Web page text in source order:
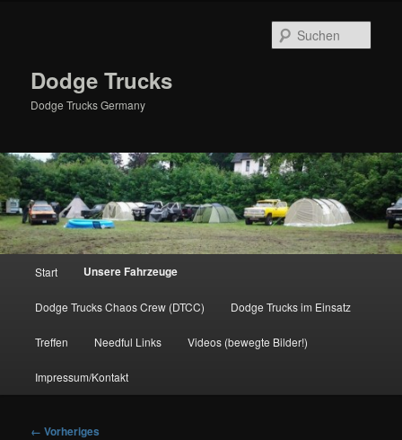
Dodge Trucks
Dodge Trucks Germany
Start Unsere Fahrzeuge
Dodge Trucks Chaos Crew (DTCC) Dodge Trucks im Einsatz
Treffen Needful Links Videos (bewegte Bilder!)
Impressum/Kontakt
Bilder-
← Vorheriges